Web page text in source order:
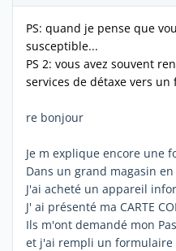
PS: quand je pense que
susceptible...
PS 2: vous avez souvent
services de détaxe vers
re bonjour
Je m explique encore une
Dans un grand magasin
J'ai acheté un appareil
J' ai présenté ma CARTE
Ils m'ont demandé mon
et j'ai rempli un formulaire